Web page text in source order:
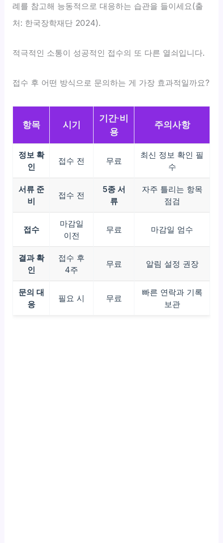
례를 참고해 능동적으로 대응하는 습관을 들이세요(출
처: 한국장학재단 2024).
적극적인 소통이 성공적인 접수의 또 다른 열쇠입니다.
접수 후 어떤 방식으로 문의하는 게 가장 효과적일까요?
항목 시기
기간·비
용
주의사항
정보 확
인
접수 전 무료
최신 정보 확인 필
수
서류 준
비
접수 전
5종 서
류
자주 틀리는 항목
점검
접수
마감일
이전
무료 마감일 엄수
결과 확
인
접수 후
4주
무료 알림 설정 권장
문의 대
응
필요 시 무료
빠른 연락과 기록
보관